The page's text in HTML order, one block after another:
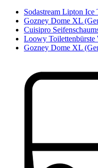
Sodastream Lipton
Gozney Dome XL
Cuisipro
Loowy Toilettenbürste
Gozney Dome XL